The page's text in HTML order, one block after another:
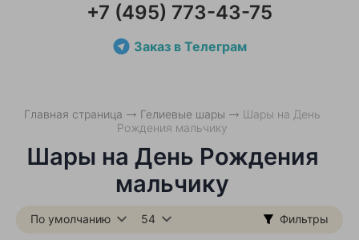
+7 (495) 773-43-75
Заказ в Телеграм
Главная страница Гелиевые шары
Шары на День
Рождения мальчику
Шары на День Рождения
мальчику
Фильтры
По умолчанию 54